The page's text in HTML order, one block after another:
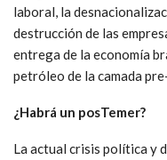
laboral, la
destrucción de las
entrega de la economía
petróleo de la camada
¿Habrá un posTemer?
La actual crisis política y